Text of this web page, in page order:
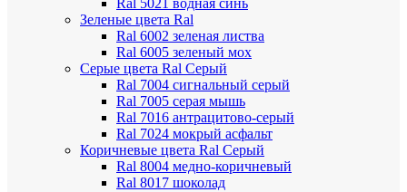
Ral 5021 водная синь
Зеленые цвета Ral
Ral 6002 зеленая листва
Ral 6005 зеленый мох
Серые цвета Ral Серый
Ral 7004 сигнальный серый
Ral 7005 серая мышь
Ral 7016 антрацитово-серый
Ral 7024 мокрый асфальт
Коричневые цвета Ral Серый
Ral 8004 медно-коричневый
Ral 8017 шоколад